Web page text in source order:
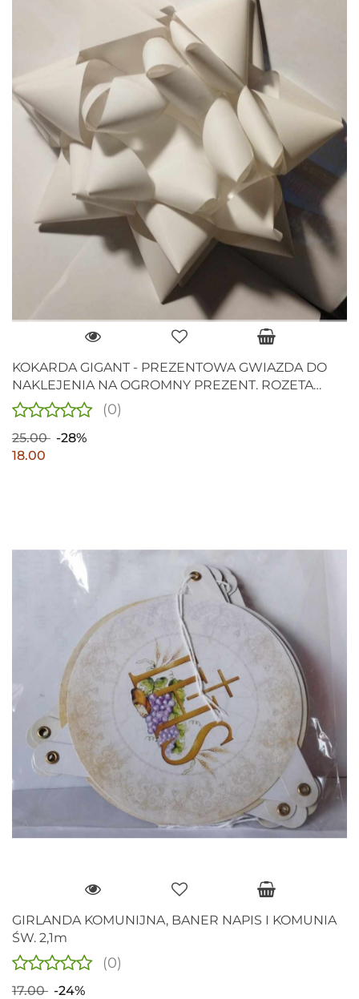
KOKARDA GIGANT - PREZENTOWA GWIAZDA DO
NAKLEJENIA NA OGROMNY PREZENT. ROZETA
BIAŁA , ŚR. 30cm
(0)
25.00
-28%
18.00
GIRLANDA KOMUNIJNA, BANER NAPIS I KOMUNIA
ŚW. 2,1m
(0)
17.00 -24%